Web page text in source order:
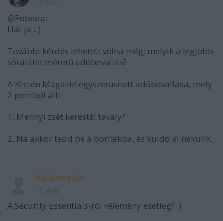
@Pobeda:
Hát ja :-)
További kérdés lehetett volna még: melyik a legjobb
söralátét méretű adóbevallás?
A Kretén Magazin egyszerűsített adóbevallása, mely
2 pontból állt:
1. Mennyi zsét kerestél tavaly?
2. Na akkor tedd be a borítékba, és küldd el nekünk.
Valakinyolc
A Security Essentials-ról vélemény esetleg? :)